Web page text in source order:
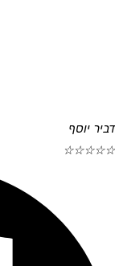
דביר יוסף
☆
☆
☆
☆
☆